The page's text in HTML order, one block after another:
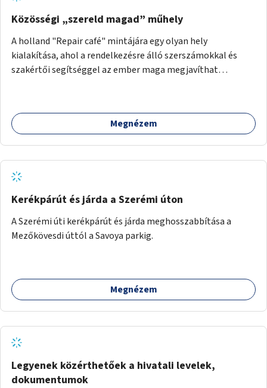
Közösségi „szereld magad” műhely
A holland "Repair café" mintájára egy olyan hely
kialakítása, ahol a rendelkezésre álló szerszámokkal és
szakértői segítséggel az ember maga megjavíthat
egymásnak, megosszák tudásukat.
Megnézem
Kerékpárút és járda a Szerémi úton
A Szerémi úti kerékpárút és járda meghosszabbítása a
Mezőkövesdi úttól a Savoya parkig.
Megnézem
Legyenek közérthetőek a hivatali levelek,
dokumentumok